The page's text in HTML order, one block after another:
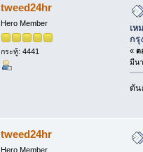
tweed24hr
Hero Member
กระทู้: 4441
เห
กรุ
« ต
มีน
ดัน
tweed24hr
Hero Member